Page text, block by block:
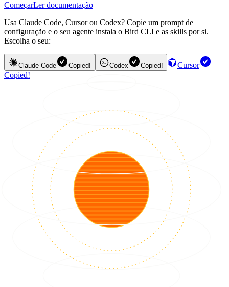
ComeçarLer documentação
Usa Claude Code, Cursor ou Codex? Copie um prompt de
configuração e o seu agente instala o Bird CLI e as skills por si.
Escolha o seu:
Claude Code Copied! Codex Copied!
Cursor
Copied!